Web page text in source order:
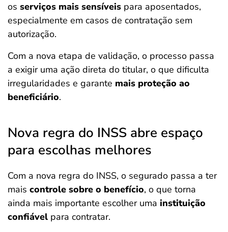
os serviços mais sensíveis para aposentados,
especialmente em casos de contratação sem
autorização.
Com a nova etapa de validação, o processo passa
a exigir uma ação direta do titular, o que dificulta
irregularidades e garante mais proteção ao
beneficiário.
Nova regra do INSS abre espaço
para escolhas melhores
Com a nova regra do INSS, o segurado passa a ter
mais controle sobre o benefício, o que torna
ainda mais importante escolher uma instituição
confiável para contratar.